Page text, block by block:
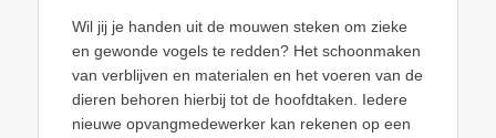
Wil jij je handen uit de mouwen steken om zieke
en gewonde vogels te redden? Het schoonmaken
van verblijven en materialen en het voeren van de
dieren behoren hierbij tot de hoofdtaken. Iedere
nieuwe opvangmedewerker kan rekenen op een